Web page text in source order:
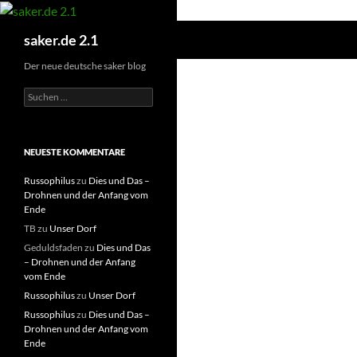
Zum
springen
saker.de 2.1
Der neue deutsche saker blog
S
u
e
n
a
c
h
NEUESTE KOMMENTARE
Russophiluszu Dies und Das –
Drohnen und der Anfang vom
Ende
TB zu Unser Dorf
Geduldsfaden zu Dies und Das
– Drohnen und der Anfang
vom Ende
Russophiluszu Unser Dorf
Russophiluszu Dies und Das –
Drohnen und der Anfang vom
Ende